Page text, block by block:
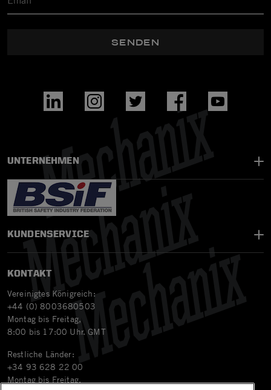
SENDEN
UNTERNEHMEN
KUNDENSERVICE
KONTAKT
Vereinigtes Königreich:
+44 (0) 8003680503
Montag bis Freitag,
8:00 bis 17:00 Uhr. GMT
Restliche Länder:
+34 93 628 22 00
Montag bis Freitag,